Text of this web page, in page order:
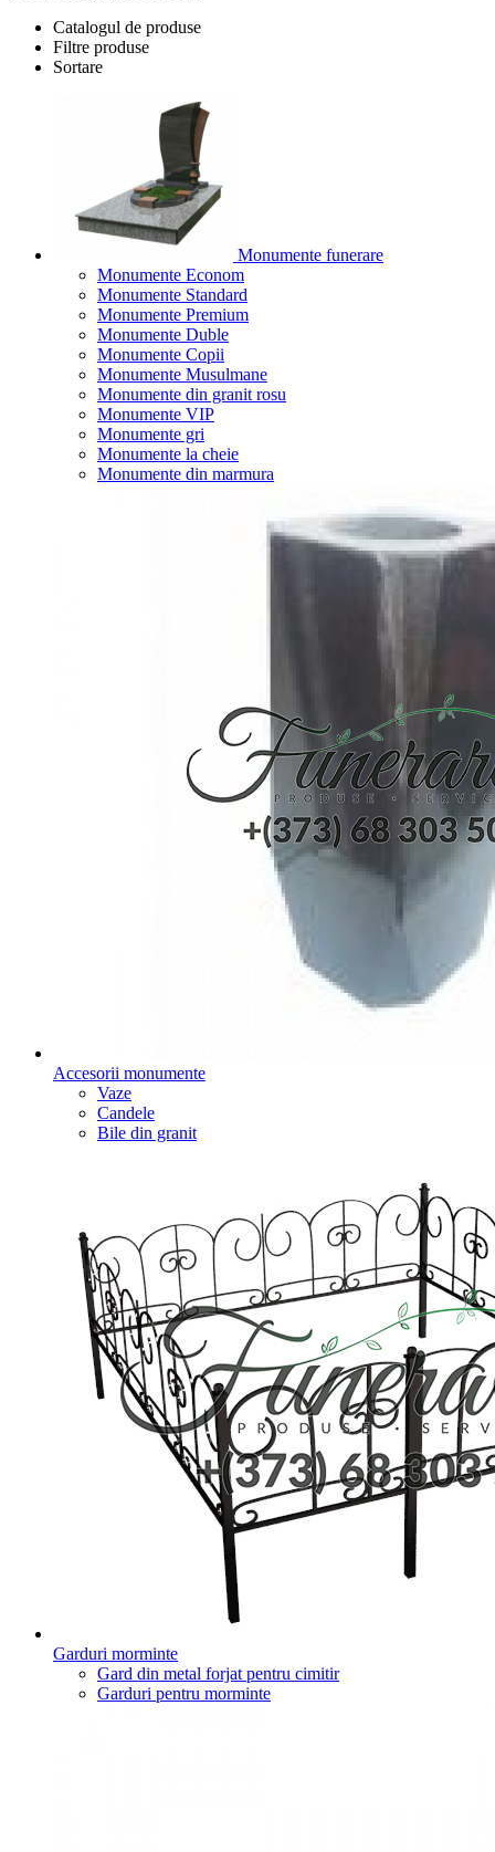
Catalogul de produse
Filtre produse
Sortare
Monumente funerare
Monumente Econom
Monumente Standard
Monumente Premium
Monumente Duble
Monumente Copii
Monumente Musulmane
Monumente din granit rosu
Monumente VIP
Monumente gri
Monumente la cheie
Monumente din marmura
Accesorii monumente
Vaze
Candele
Bile din granit
Garduri morminte
Gard din metal forjat pentru cimitir
Garduri pentru morminte